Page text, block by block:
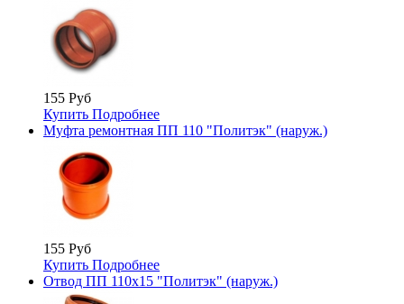
155 Руб
Купить Подробнее
Муфта ремонтная ПП 110 "Политэк" (наруж.)
155 Руб
Купить Подробнее
Отвод ПП 110х15 "Политэк" (наруж.)